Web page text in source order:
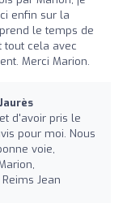
enfin sur la
le temps de
tout cela avec
Merci Marion.
d'avoir pris le
pour moi. Nous
voie,
Jean